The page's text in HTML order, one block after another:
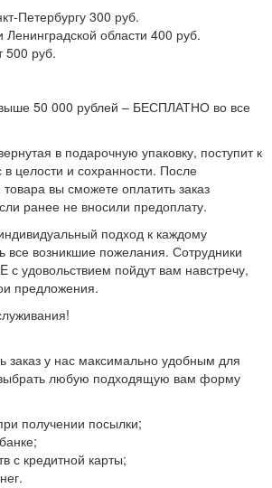
Петербургу 300 руб.
области 400 руб.
500 руб.
50 000 рублей – БЕСПЛАТНО во все
в подарочную упаковку, поступит к
целости и сохранности. После
вы сможете оплатить заказ
ранее не вносили предоплату.
подход к каждому
все возникшие пожелания. Сотрудники
с удовольствием пойдут вам навстречу,
предложения.
заказ у нас максимально удобным для
любую подходящую вам форму
получении посылки;
с кредитной карты;